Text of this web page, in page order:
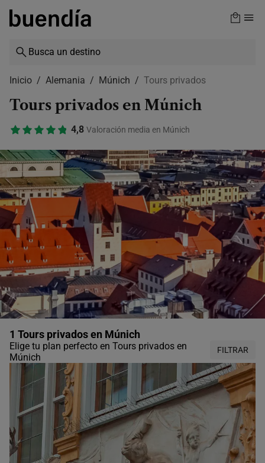
Skip
content
Inicio Alemania Múnich Tours privados
Tours privados en Múnich
4,8 Valoración media en Múnich
1 Tours privados en Múnich
Elige tu plan perfecto en Tours privados en
Múnich
FILTRAR